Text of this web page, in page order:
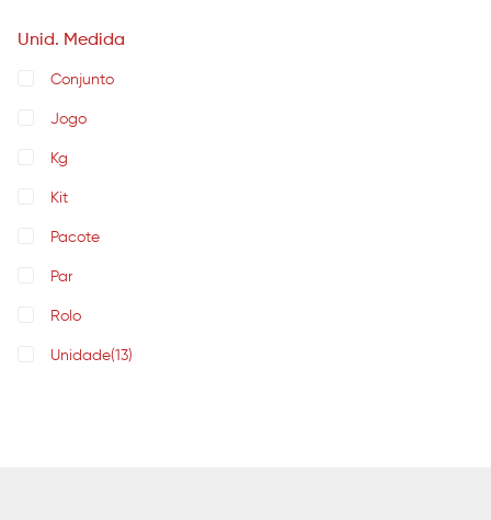
Unid. Medida
Conjunto
Jogo
Kg
Kit
Pacote
Par
Rolo
Unidade(13)